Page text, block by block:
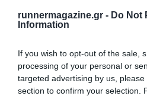
runnermagazine.gr - Do Not
Information
If you wish to opt-out of the sale,
processing of your personal or
targeted advertising by us,
section to confirm your selection.